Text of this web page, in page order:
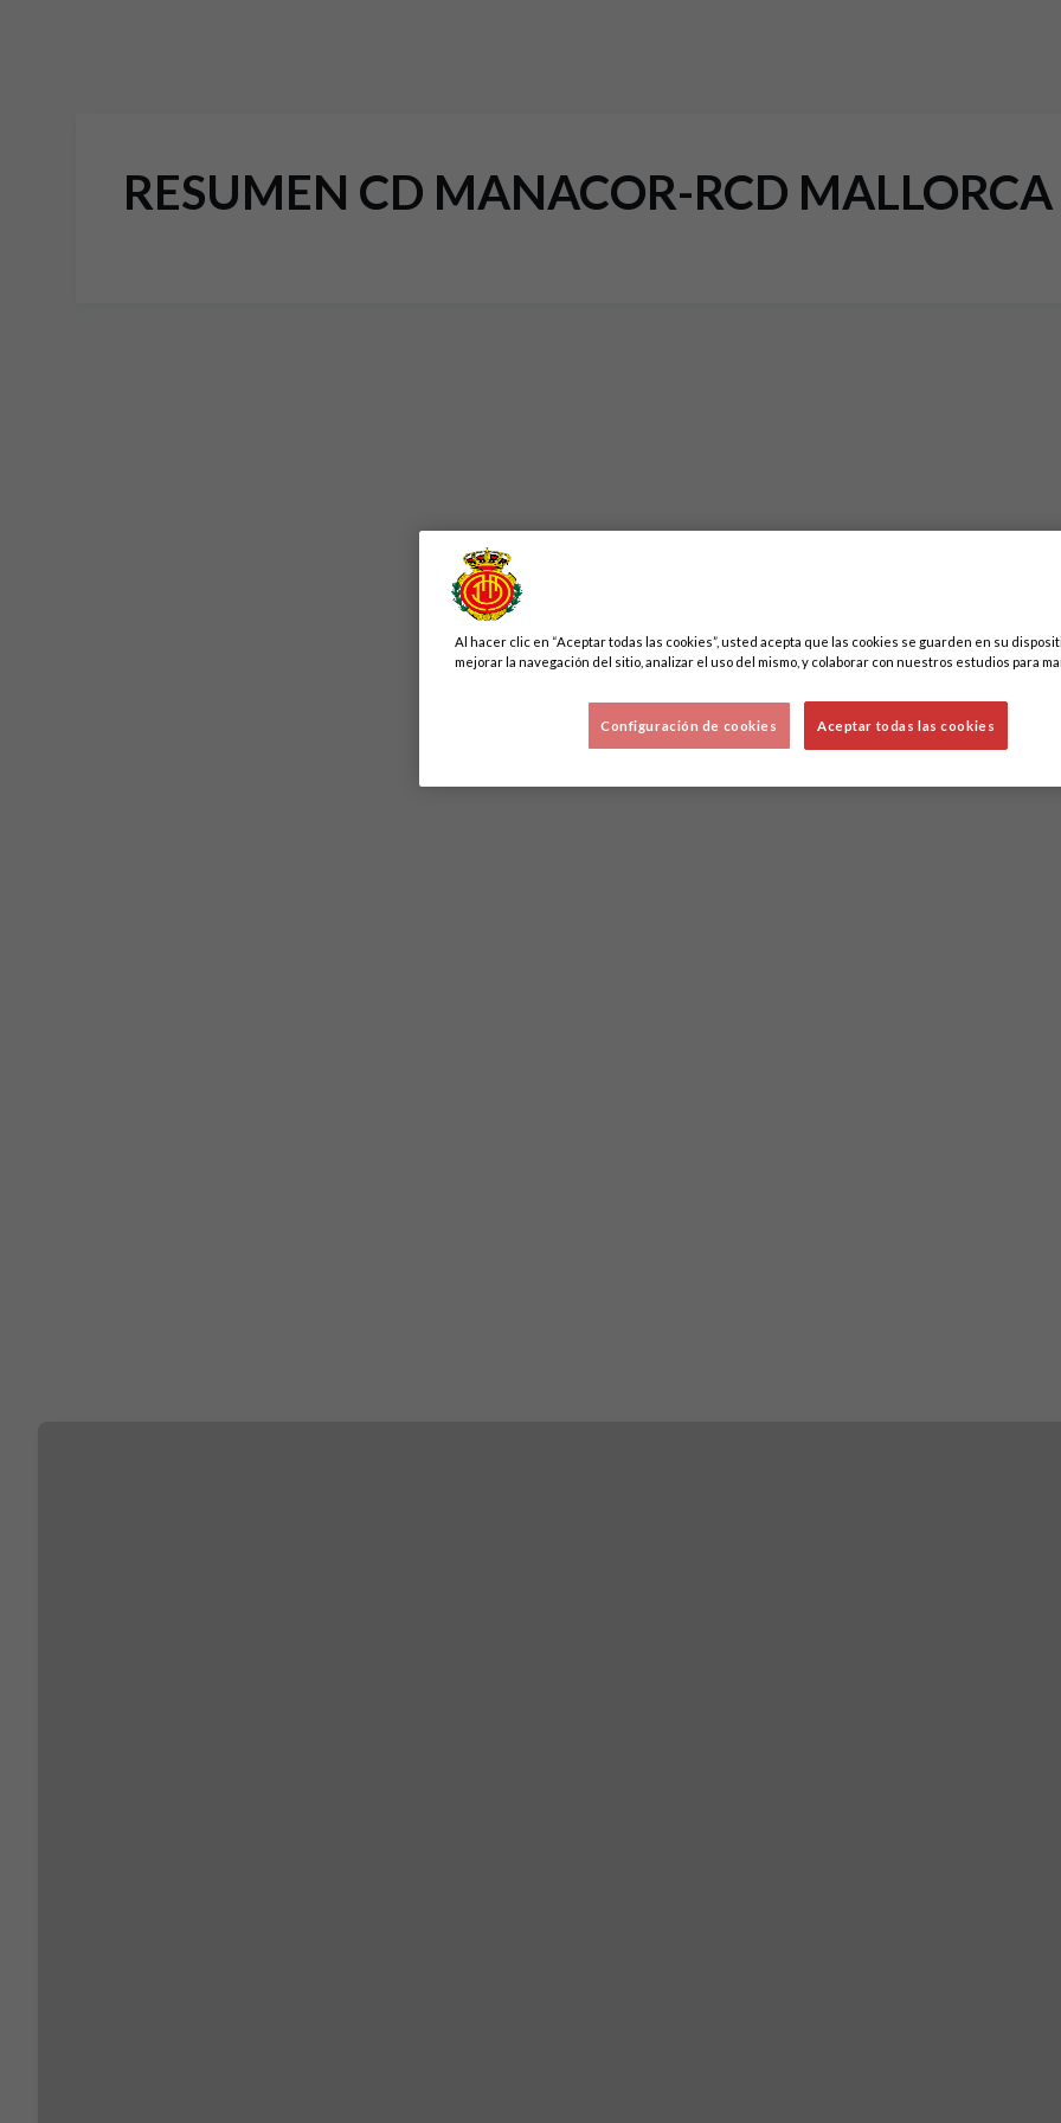
RESUMEN CD MANACOR-RCD
Al hacer clic en “Aceptar todas las cookies”, usted acepta que las cookies se guarden en su
mejorar la navegación del sitio, analizar el uso del mismo, y colaborar con nuestros estudios para
Aceptar todas las cookies
Configuración de cookies